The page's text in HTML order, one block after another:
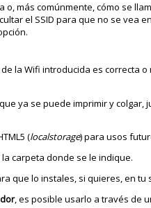
más comúnmente, cómo se
el SSID para que no se vea
la Wifi introducida es correcta o
ya se puede imprimir y colgar,
(localstorage) para usos
carpeta donde se le indique.
que lo instales, si quieres, en tu
, es posible usarlo a través de